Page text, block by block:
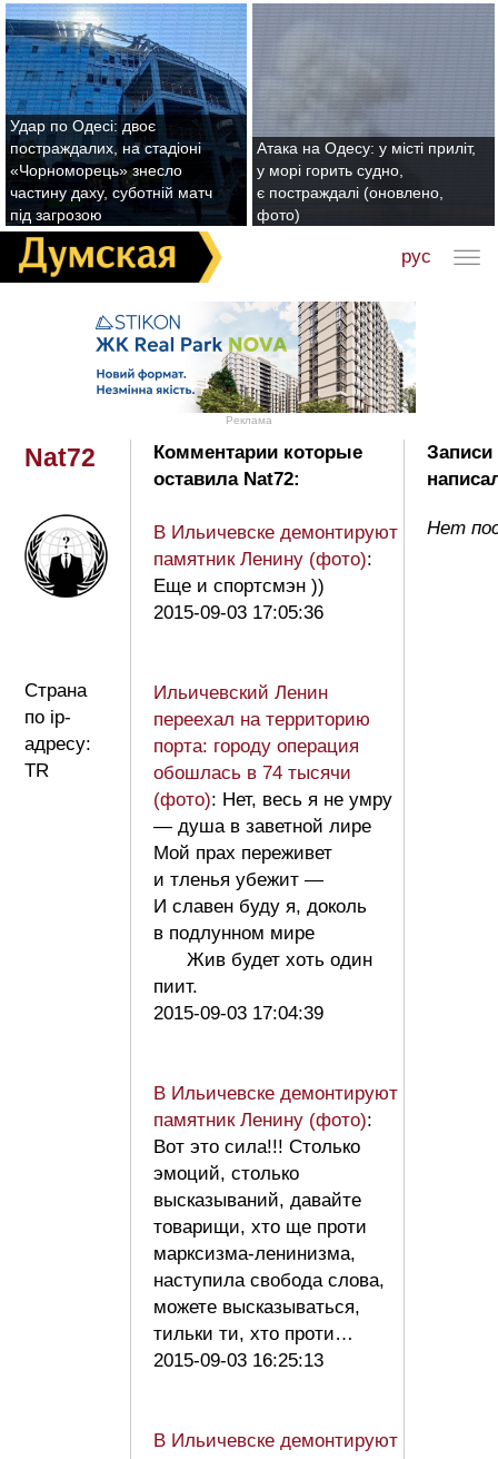
Удар по Одесі: двоє
постраждалих, на стадіоні
«Чорноморець» знесло
частину даху, суботній матч
під загрозою
Атака на Одесу: у місті приліт,
у морі горить судно,
є постраждалі (оновлено,
фото)
рус
Реклама
Nat72
Страна
по ip-
адресу:
TR
Комментарии которые
оставила Nat72:
В Ильичевске демонтируют
памятник Ленину (фото):
Еще и спортсмэн ))
2015-09-03 17:05:36
Ильичевский Ленин
переехал на территорию
порта: городу операция
обошлась в 74 тысячи
(фото): Нет, весь я не умру
— душа в заветной лире
Мой прах переживет
и тленья убежит —
И славен буду я, доколь
в подлунном мире
Жив будет хоть один
пиит.
2015-09-03 17:04:39
В Ильичевске демонтируют
памятник Ленину (фото):
Вот это сила!!! Столько
эмоций, столько
высказываний, давайте
товарищи, хто ще проти
марксизма-ленинизма,
наступила свобода слова,
можете высказываться,
тильки ти, хто проти…
2015-09-03 16:25:13
В Ильичевске демонтируют
Записи
Нет